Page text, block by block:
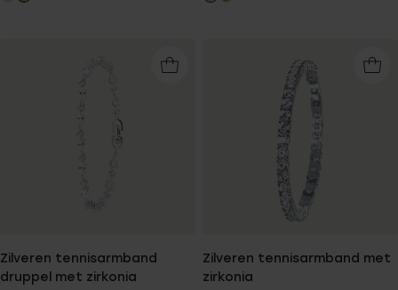
Zilveren tennisarmband
druppel met zirkonia
Zilveren tennisarmband met
zirkonia